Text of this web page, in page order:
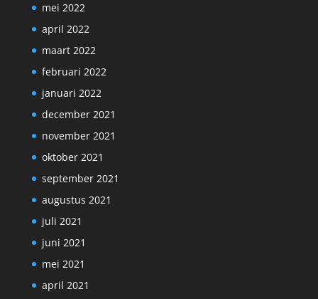
mei 2022
april 2022
maart 2022
februari 2022
januari 2022
december 2021
november 2021
oktober 2021
september 2021
augustus 2021
juli 2021
juni 2021
mei 2021
april 2021